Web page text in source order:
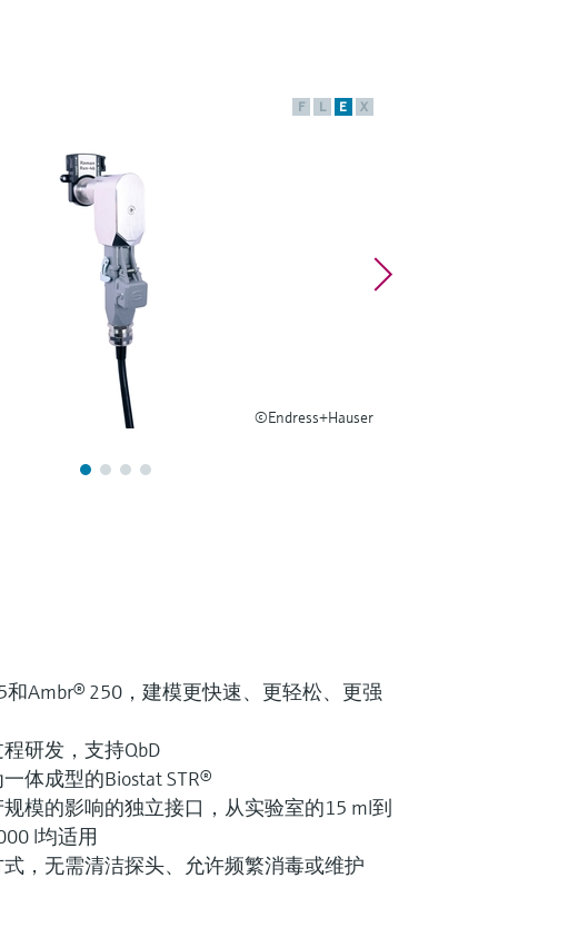
F L E X
©Endress+Hauser
和Ambr® 250，建模更快速、更轻松、更强
研发，支持QbD
体成型的Biostat STR®
模的影响的独立接口，从实验室的15 ml到
l均适用
，无需清洁探头、允许频繁消毒或维护